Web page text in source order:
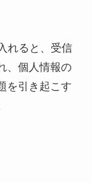
れると、受信
、個人情報の
を引き起こす